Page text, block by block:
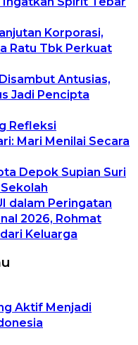
Korporasi,
Ratu Tbk Perkuat
Antusias,
Jadi Pencipta
Refleksi
Mari Menilai Secara
Depok Supian Suri
dalam Peringatan
2026, Rohmat
Keluarga
Aktif Menjadi